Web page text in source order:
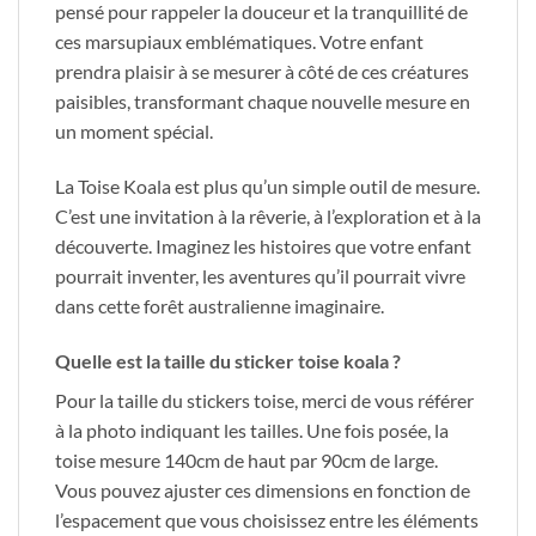
pensé pour rappeler la douceur et la tranquillité de
ces marsupiaux emblématiques. Votre enfant
prendra plaisir à se mesurer à côté de ces créatures
paisibles, transformant chaque nouvelle mesure en
un moment spécial.
La Toise Koala est plus qu’un simple outil de mesure.
C’est une invitation à la rêverie, à l’exploration et à la
découverte. Imaginez les histoires que votre enfant
pourrait inventer, les aventures qu’il pourrait vivre
dans cette forêt australienne imaginaire.
Quelle est la taille du sticker toise koala ?
Pour la taille du stickers toise, merci de vous référer
à la photo indiquant les tailles. Une fois posée, la
toise mesure 140cm de haut par 90cm de large.
Vous pouvez ajuster ces dimensions en fonction de
l’espacement que vous choisissez entre les éléments